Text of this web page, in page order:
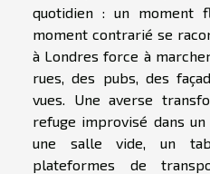
quotidien : un moment
moment contrarié se
à Londres force à
rues, des pubs, des
vues. Une averse
refuge improvisé dans un
une salle vide, un
plateformes de